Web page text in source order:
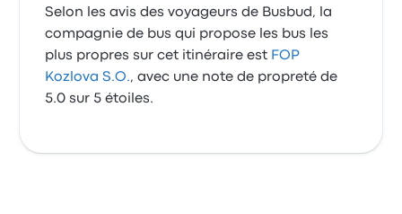
Selon les avis des voyageurs de Busbud, la
compagnie de bus qui propose les bus les
plus propres sur cet itinéraire est FOP
Kozlova S.O., avec une note de propreté de
5.0 sur 5 étoiles.